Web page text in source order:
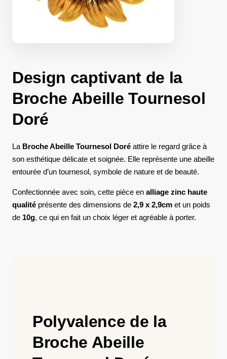
Design captivant de la
Broche Abeille Tournesol
Doré
La Broche Abeille Tournesol Doré attire le regard grâce à
son esthétique délicate et soignée. Elle représente une abeille
entourée d’un tournesol, symbole de nature et de beauté.
Confectionnée avec soin, cette pièce en alliage zinc haute
qualité présente des dimensions de 2,9 x 2,9cm et un poids
de 10g, ce qui en fait un choix léger et agréable à porter.
Polyvalence de la
Broche Abeille